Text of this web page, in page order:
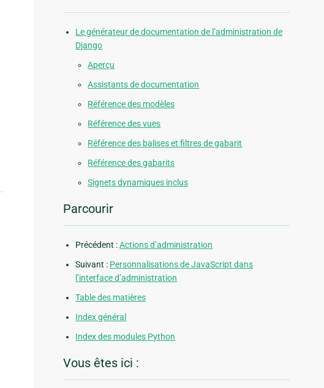
Le générateur de documentation de l’administration de
Django
Aperçu
Assistants de documentation
Référence des modèles
Référence des vues
Référence des balises et filtres de gabarit
Référence des gabarits
Signets dynamiques inclus
Parcourir
Précédent :Actions d’administration
Suivant : Personnalisations de JavaScript dans
l’interface d’administration
Table des matières
Index général
Index des modules Python
Vous êtes ici :